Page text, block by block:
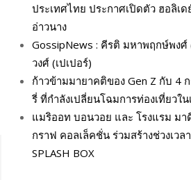
ประเทศไทย ประกาศเปิดตัว ฮอลิเ
อ่าวนาง
GossipNews : คีรติ มหาพฤกษ์พง
วงศ์ (เปเปอร์)
ก้าวข้ามมายาคติของ Gen Z กับ 4
รี่ ที่กำลังเปลี่ยนโฉมการท่องเที่ยวใ
แมริออท บอนวอย และ โรงแรม มา
กราฟ คอลเล็คชั่น ร่วมสร้างช่วงเว
SPLASH BOX